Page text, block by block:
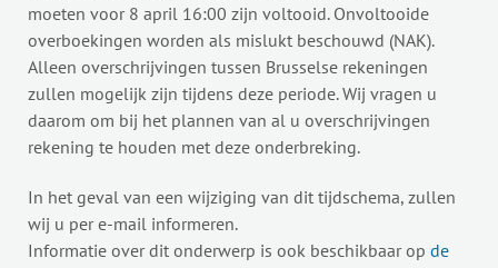
moeten voor 8 april 16:00 zijn voltooid. Onvoltooide
overboekingen worden als mislukt beschouwd (NAK).
Alleen overschrijvingen tussen Brusselse rekeningen
zullen mogelijk zijn tijdens deze periode. Wij vragen u
daarom om bij het plannen van al u overschrijvingen
rekening te houden met deze onderbreking.
In het geval van een wijziging van dit tijdschema, zullen
wij u per e-mail informeren.
Informatie over dit onderwerp is ook beschikbaar op de